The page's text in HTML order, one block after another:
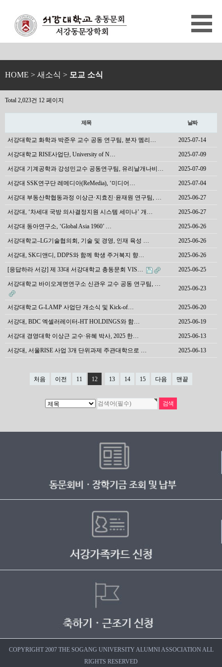
HOME > 새소식 > 모교 소식
Total 2,023건 12 페이지
제목 날짜
서강대학교 화학과 박준우 교수 공동 연구팀, 분자 멤리… 2025-07-14
서강대학교 RISE사업단, University of N… 2025-07-09
서강대 기계공학과 강성민교수 공동연구팀, 유리날개나비… 2025-07-09
서강대 SSK연구단 레메디아(ReMedia), ‘미디어… 2025-07-04
서강대 부동산학협동과정 이상근·지효진·윤재원 연구팀, … 2025-06-27
서강대, ‘차세대 국방 의사결정지원 시스템 세미나’ 개… 2025-06-27
서강대 동아연구소, ‘Global Asia 1960’ … 2025-06-26
서강대학교–LG기술협의회, 기술 및 경영, 인재 육성 … 2025-06-26
서강대, SK디앤디, DDPS와 함께 학생 주거복지 향… 2025-06-26
[응답하라 서강] 제 33대 서강대학교 총동문회 VIS… 2025-06-25
서강대학교 바이오계면연구소 신관우 교수 공동 연구팀, …
2025-06-23
서강대학교 G-LAMP 사업단 개소식 및 Kick-of… 2025-06-20
서강대, BDC 엑셀러레이터-HT HOLDINGS와 함… 2025-06-19
서강대 경영대학 이상근 교수·유혜 박사, 2025 한… 2025-06-13
서강대, 서울RISE 사업 3개 단위과제 주관대학으로 … 2025-06-13
처음 이전 11 12 13 14 15 다음 맨끝
COPYRIGHT 2007 THE SOGANG UNIVERSITY ALUMNI ASSOCIATION ALL
RIGHTS RESERVED